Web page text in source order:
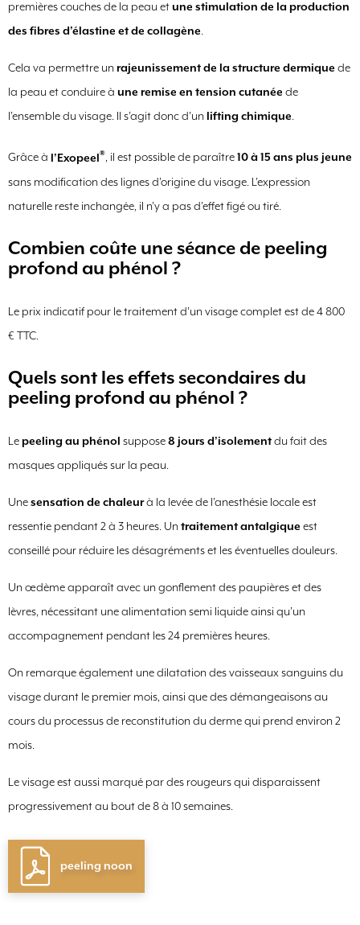
premières couches de la peau etune stimulation de la production
des fibres d’élastine et de collagène.
Cela va permettre un rajeunissement de la structure dermique de
la peau et conduire à une remise en tension cutanée de
l’ensemble du visage. Il s’agit donc d’un lifting chimique.
Grâce à l’Exopeel ®, il est possible de paraître10 à 15 ans plus jeune
sans modification des lignes d’origine du visage. L’expression
naturelle reste inchangée, il n’y a pas d’effet figé ou tiré.
Combien coûte une séance de peeling
profond au phénol ?
Le prix indicatif pour le traitement d’un visage complet est de 4 800
€ TTC.
Quels sont les effets secondaires du
peeling profond au phénol ?
Le peeling au phénol suppose8 jours d’isolementdu fait des
masques appliqués sur la peau.
Unesensation de chaleurà la levée de l’anesthésie locale est
ressentie pendant 2 à 3 heures. Un traitement antalgique est
conseillé pour réduire les désagréments et les éventuelles douleurs.
Un œdème apparaît avec un gonflement des paupières et des
lèvres, nécessitant une alimentation semi liquide ainsi qu’un
accompagnement pendant les 24 premières heures.
On remarque également une dilatation des vaisseaux sanguins du
visage durant le premier mois, ainsi que des démangeaisons au
cours du processus de reconstitution du derme qui prend environ 2
mois.
Le visage est aussi marqué par des rougeurs qui disparaissent
progressivement au bout de 8 à 10 semaines.
peeling noon